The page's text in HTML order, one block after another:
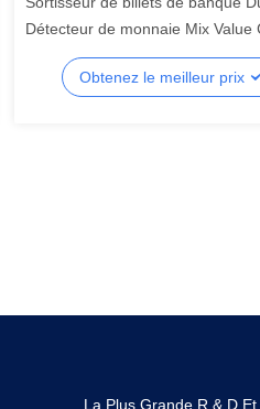
Détecteur de monnaie Mix Value
Cash Counting Machine de l'
Obtenez le meilleur prix
La Plus Grande R & D